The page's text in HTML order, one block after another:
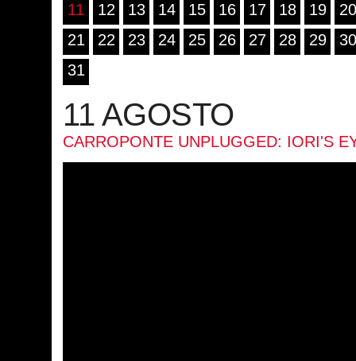
11
12 13 14 15 16 17 18 19
20
21
22 23 24 25 26 27 28 29
30
31
11 AGOSTO
CARROPONTE UNPLUGGED: IORI'S